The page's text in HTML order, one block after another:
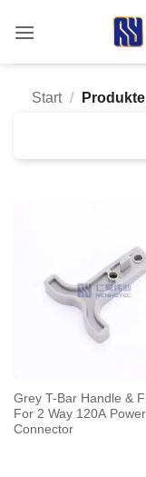
Inhalt
Start /
Grey T-Bar Handle &
For 2 Way 120A Power
Connector